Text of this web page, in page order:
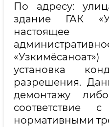
По адресу:
здание ГАК
установка
разрешения.
демонтажу
соответствие
нормативными